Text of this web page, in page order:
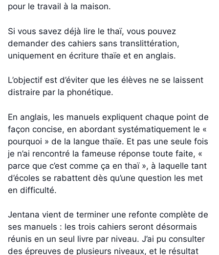
pour le travail à la maison.
Si vous savez déjà lire le thaï, vous pouvez
demander des cahiers sans translittération,
uniquement en écriture thaïe et en anglais.
L’objectif est d’éviter que les élèves ne se laissent
distraire par la phonétique.
En anglais, les manuels expliquent chaque point de
façon concise, en abordant systématiquement le «
pourquoi » de la langue thaïe. Et pas une seule fois
je n’ai rencontré la fameuse réponse toute faite, «
parce que c’est comme ça en thaï », à laquelle tant
d’écoles se rabattent dès qu’une question les met
en difficulté.
Jentana vient de terminer une refonte complète de
ses manuels : les trois cahiers seront désormais
réunis en un seul livre par niveau. J’ai pu consulter
des épreuves de plusieurs niveaux, et le résultat